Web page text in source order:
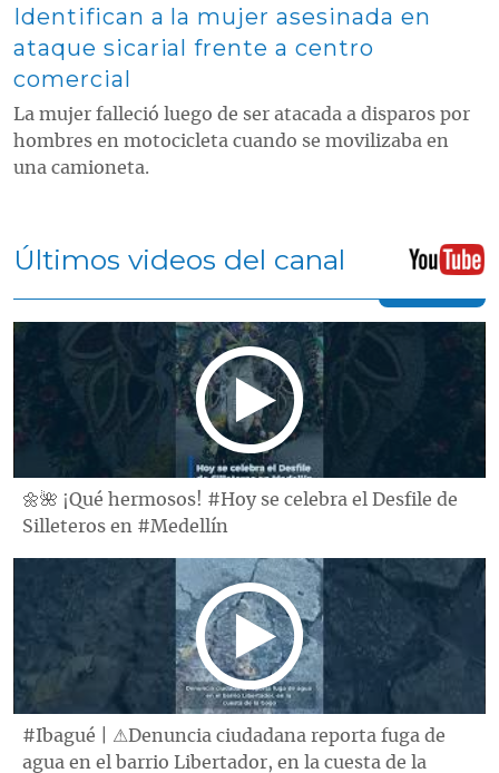
Identifican a la mujer asesinada en
ataque sicarial frente a centro
comercial
La mujer falleció luego de ser atacada a disparos por
hombres en motocicleta cuando se movilizaba en
una camioneta.
Últimos videos del canal
🌼🌺 ¡Qué hermosos! #Hoy se celebra el Desfile de
Silleteros en #Medellín
#Ibagué | ⚠Denuncia ciudadana reporta fuga de
agua en el barrio Libertador, en la cuesta de la